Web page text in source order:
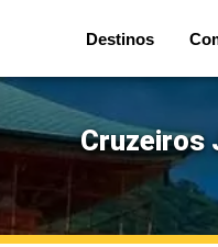
Destinos
Cruzeiros